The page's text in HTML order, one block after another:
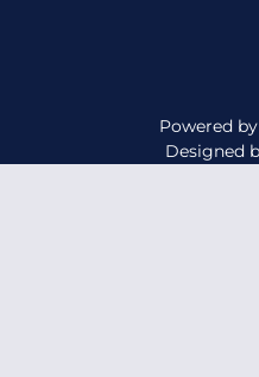
Powered by
Designed